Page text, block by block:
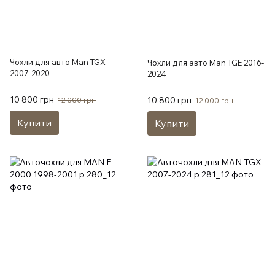
Чохли для авто Man TGX
2007-2020
10 800 грн 12 000 грн
Купити
Чохли для авто Man TGE 2016-
2024
10 800 грн 12 000 грн
Купити